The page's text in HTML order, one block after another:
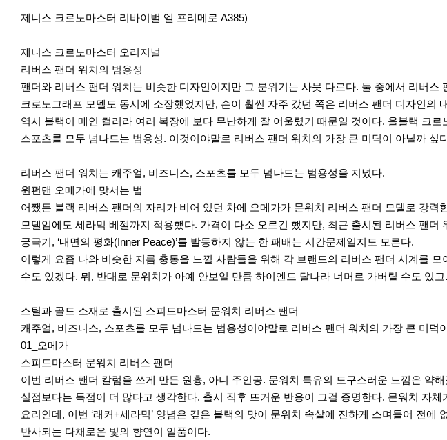
제니스 크로노마스터 리바이벌 엘 프리메로 A385)
제니스 크로노마스터 오리지널
리버스 팬더 워치의 범용성
팬더와 리버스 팬더 워치는 비슷한 디자인이지만 그 분위기는 사뭇 다르다. 둘 중에서 리버
크로노그래프 모델도 동시에 소장했었지만, 손이 훨씬 자주 갔던 쪽은 리버스 팬더 디자인
역시 블랙이 메인 컬러라 여러 복장에 보다 무난하게 잘 어울렸기 때문일 것이다. 올블랙 크
스포츠를 모두 넘나드는 범용성. 이것이야말로 리버스 팬더 워치의 가장 큰 미덕이 아닐까 싶
리버스 팬더 워치는 캐주얼, 비즈니스, 스포츠를 모두 넘나드는 범용성을 지녔다.
원펀맨 오메가에 맞서는 법
어쨌든 블랙 리버스 팬더의 자리가 비어 있던 차에 오메가가 문워치 리버스 팬더 모델로 강
모델임에도 세라믹 베젤까지 적용했다. 가격이 다소 오르긴 했지만, 최근 출시된 리버스 팬
궁극기, ‘내면의 평화(Inner Peace)’를 발동하지 않는 한 패배는 시간문제일지도 모른다.
이렇게 요즘 나와 비슷한 지름 충동을 느낄 사람들을 위해 각 브랜드의 리버스 팬더 시계를
수도 있겠다. 뭐, 반대로 문워치가 아예 안보일 만큼 하이엔드 달나라 너머로 가버릴 수도 있
스틸과 골드 소재로 출시된 스피드마스터 문워치 리버스 팬더
캐주얼, 비즈니스, 스포츠를 모두 넘나드는 범용성이야말로 리버스 팬더 워치의 가장 큰 미덕
01_오메가
스피드마스터 문워치 리버스 팬더
이번 리버스 팬더 칼럼을 쓰게 만든 원흉, 아니 주인공. 문워치 특유의 도구스러운 느낌은 약
실점보다는 득점이 더 많다고 생각한다. 출시 직후 뜨거운 반응이 그걸 증명한다. 문워치 자
요리인데, 이번 ‘래커+세라믹’ 양념은 깊은 블랙의 맛이 문워치 속살에 진하게 스며들어 전
반사되는 다채로운 빛의 향연이 일품이다.